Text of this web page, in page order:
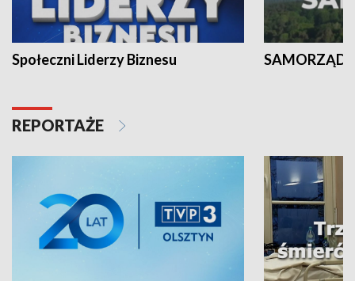
Społeczni Liderzy Biznesu SAMORZĄD
REPORTAŻE